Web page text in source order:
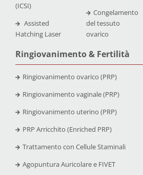
(ICSI)
Assisted
Hatching Laser
Congelamento
del tessuto
ovarico
Ringiovanimento & Fertilità
Ringiovanimento ovarico (PRP)
Ringiovanimento vaginale (PRP)
Ringiovanimento uterino (PRP)
PRP Arricchito (Enriched PRP)
Trattamento con Cellule Staminali
Agopuntura Auricolare e FIVET